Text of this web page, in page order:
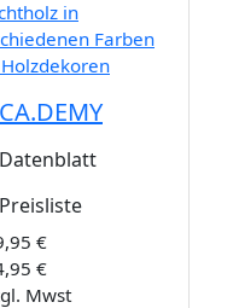
Datenblatt
Preisliste
€
€
Mwst